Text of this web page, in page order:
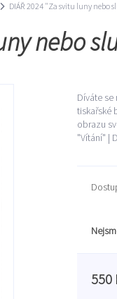
DIÁŘ 2024 "Za svitu luny nebo
nebo
Díváte
tiskařské
obrazu
"Vítání" |
550